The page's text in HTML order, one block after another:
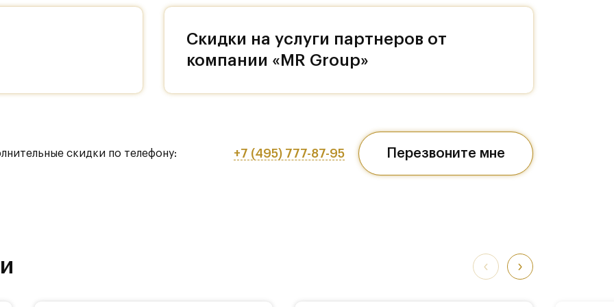
разводка всех инженерных коммуникаций.
входных групп от бюро Oleg Klodt
Скидки на услуги партнеров от
компании «MR Group»
скидки по телефону: +7 (495) 777-87-95 Перезвоните мне